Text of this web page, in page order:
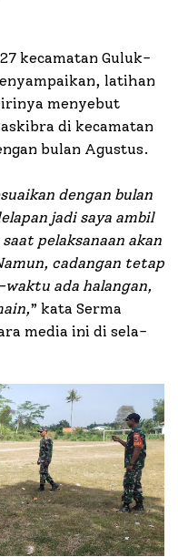
kecamatan Guluk-
latihan
menyebut
di kecamatan
bulan Agustus.
dengan bulan
jadi saya ambil
pelaksanaan akan
cadangan tetap
ada halangan,
” kata Serma
media ini di sela-